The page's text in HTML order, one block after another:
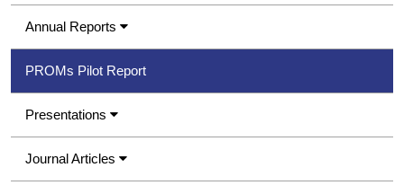
Annual Reports
PROMs Pilot Report
Presentations
Journal Articles